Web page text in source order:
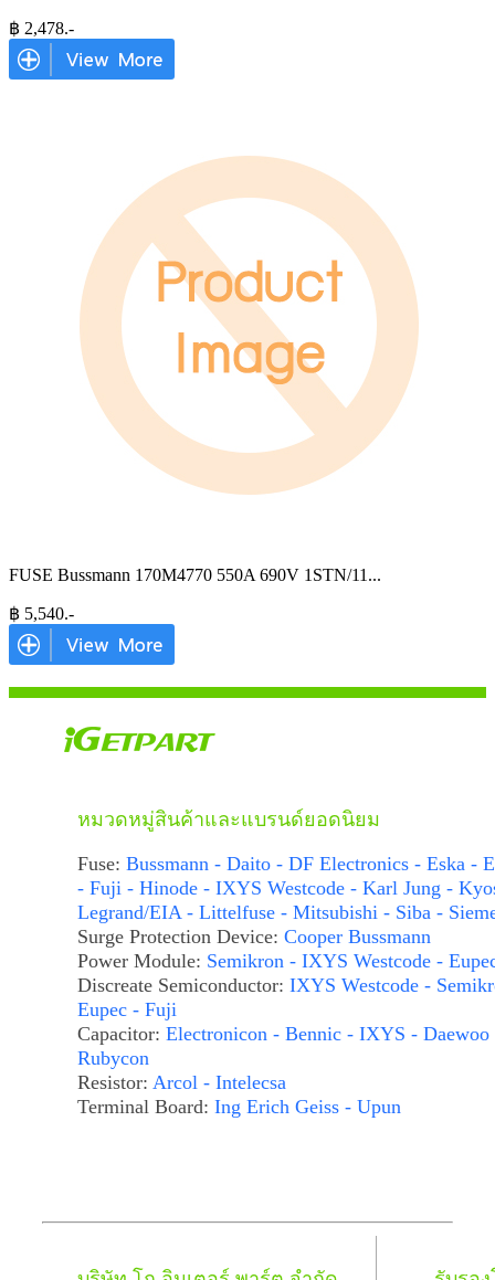
฿ 2,478.-
FUSE Bussmann 170M4770 550A 690V 1STN/11 ...
฿ 5,540.-
หมวดหมู่สินค้าและแบรนด์ยอดนิยม
Fuse: Bussmann - Daito - DF Electronics - Eska -
- Fuji - Hinode - IXYS Westcode - Karl Jung -
Legrand/EIA - Littelfuse - Mitsubishi - Siba -
Surge Protection Device: Cooper Bussmann
Power Module: Semikron - IXYS Westcode -
Discreate Semiconductor: IXYS Westcode -
Eupec - Fuji
Capacitor: Electronicon - Bennic - IXYS - Daewoo
Rubycon
Resistor: Arcol - Intelecsa
Terminal Board: Ing Erich Geiss - Upun